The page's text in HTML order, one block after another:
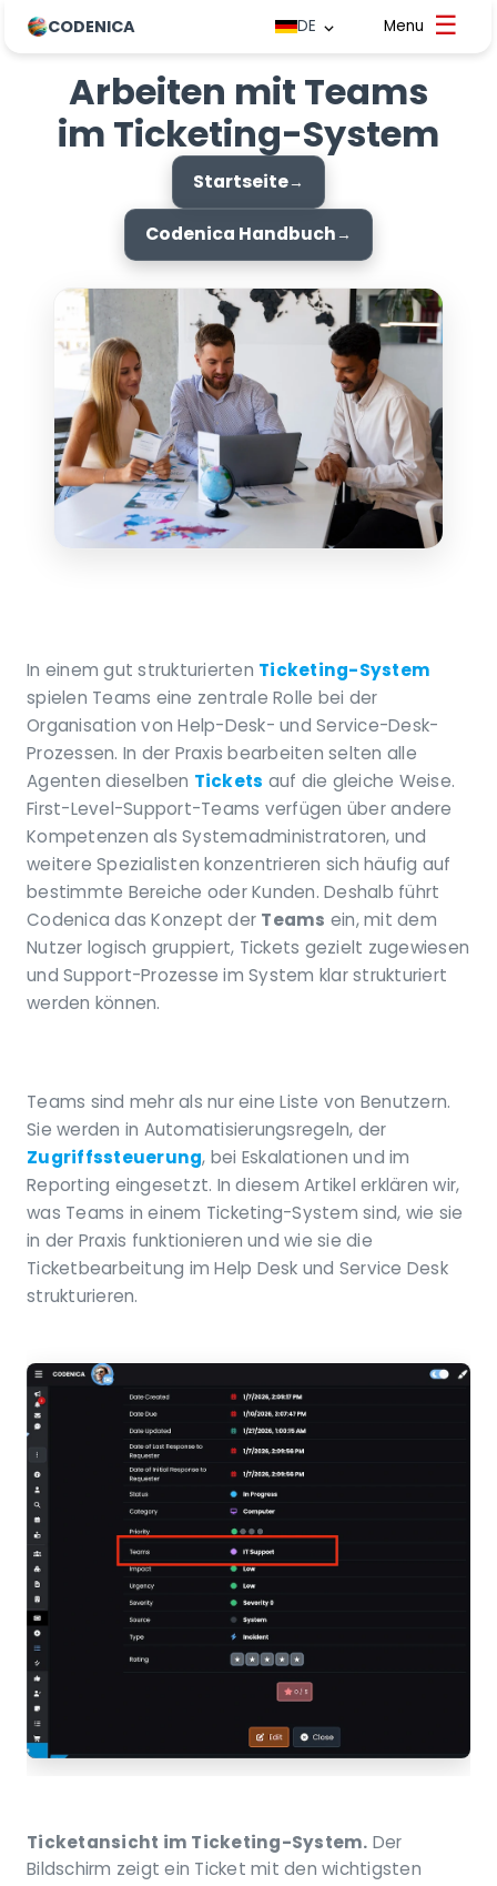
CODENICA DE
Arbeiten mit Teams
im Ticketing-System
Startseite
Codenica Handbuch
In einem gut strukturierten Ticketing-System
spielen Teams eine zentrale Rolle bei der
Organisation von Help-Desk- und Service-Desk-
Prozessen. In der Praxis bearbeiten selten alle
Agenten dieselben Tickets auf die gleiche Weise.
First-Level-Support-Teams verfügen über andere
Kompetenzen als Systemadministratoren, und
weitere Spezialisten konzentrieren sich häufig auf
bestimmte Bereiche oder Kunden. Deshalb führt
Codenica das Konzept der Teams ein, mit dem
Nutzer logisch gruppiert, Tickets gezielt zugewiesen
und Support-Prozesse im System klar strukturiert
werden können.
Teams sind mehr als nur eine Liste von Benutzern.
Sie werden in Automatisierungsregeln, der
Zugriffssteuerung, bei Eskalationen und im
Reporting eingesetzt. In diesem Artikel erklären wir,
was Teams in einem Ticketing-System sind, wie sie
in der Praxis funktionieren und wie sie die
Ticketbearbeitung im Help Desk und Service Desk
strukturieren.
Ticketansicht im Ticketing-System. Der
Bildschirm zeigt ein Ticket mit den wichtigsten